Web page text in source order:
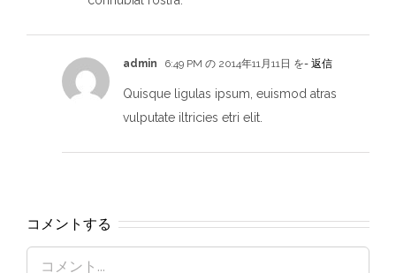
admin 6:49 PM の 2014年11月11日 を- 返信
Quisque ligulas ipsum, euismod atras
vulputate iltricies etri elit.
コメントする